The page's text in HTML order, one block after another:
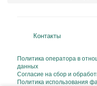
Контакты
Политика оператора в
данных
Согласие на сбор и
Политика использования